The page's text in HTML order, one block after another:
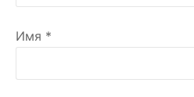
Имя *